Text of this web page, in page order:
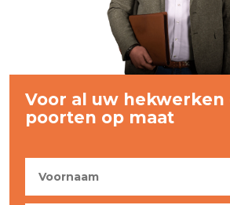
Voor al uw hekwerken
poorten op maat